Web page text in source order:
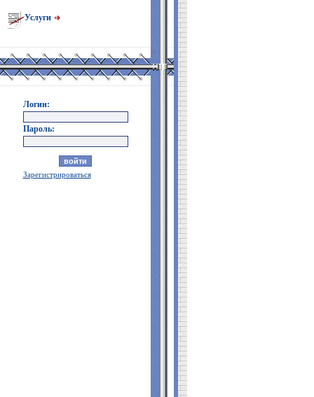
Услуги
Логин:
Пароль:
Зарегистрироваться